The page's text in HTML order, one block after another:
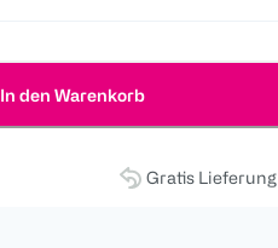
In den Warenkorb
Gratis